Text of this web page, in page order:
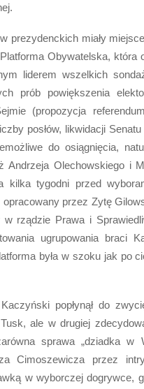
prezydenckich miały
Obywatelska, która
liderem wszelkich
prób powiększenia
(propozycja
posłów, likwidacji
do osiągnięcia,
Olechowskiego i
kilka tygodni przed
przez Zytę
rządzie Prawa i
ugrupowania braci
była w szoku jak po
popłynął do
ale w drugiej
sprawa „dziadka w
Cimoszewicza przez
w wyborczej dogrywce,